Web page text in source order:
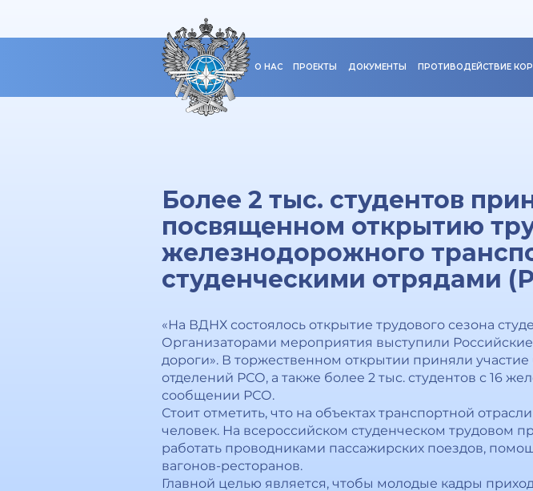
О НАС ПРОЕКТЫ ДОКУМЕНТЫ ПРОТИВОДЕЙСТВИЕ
Более 2 тыс. студентов
посвященном открытию
железнодорожного
студенческими отрядами
«На ВДНХ состоялось открытие трудового сезона
Организаторами мероприятия выступили
дороги». В торжественном открытии приняли
отделений РСО, а также более 2 тыс. студентов с 16
сообщении РСО.
Стоит отметить, что на объектах транспортной
человек. На всероссийском студенческом трудовом
работать проводниками пассажирских поездов,
вагонов-ресторанов.
Главной целью является, чтобы молодые кадры